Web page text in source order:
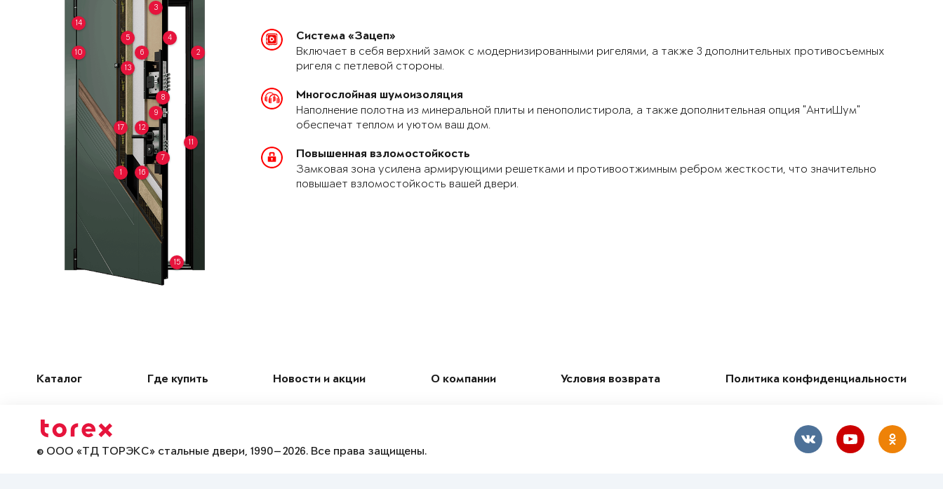
1
2
3
4
5
6
7
8
9
10
11
12
13
14
15
16
17
Система «Зацеп»
Включает в себя верхний замок с модернизированными ригелями, а также 3 дополнительных противосъемных
ригеля с петлевой стороны.
Многослойная шумоизоляция
Наполнение полотна из минеральной плиты и пенополистирола, а также дополнительная опция "АнтиШум"
обеспечат теплом и уютом ваш дом.
Повышенная взломостойкость
Замковая зона усилена армирующими решетками и противоотжимным ребром жесткости, что значительно
повышает взломостойкость вашей двери.
Каталог Где купить Новости и акции О компании Условия возврата Политика конфиденциальности
© ООО «ТД ТОРЭКС» стальные двери, 1990—2026. Все права защищены.